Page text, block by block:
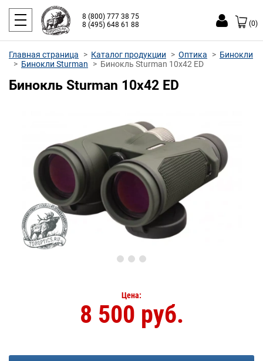
8 (800) 777 38 75
8 (495) 648 61 88
(0)
Главная страница Каталог продукции Оптика
Бинокли
Бинокли Sturman
Бинокль Sturman 10x42 ED
Бинокль Sturman 10x42 ED
Цена:
8 500 руб.